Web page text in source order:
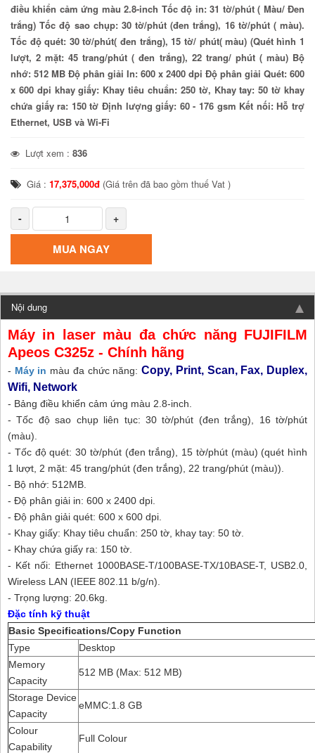
điều khiển cảm ứng màu 2.8-inch Tốc độ in: 31 tờ/phút ( Màu/ Đen
trắng) Tốc độ sao chụp: 30 tờ/phút (đen trắng), 16 tờ/phút ( màu).
Tốc độ quét: 30 tờ/phút( đen trắng), 15 tờ/ phút( màu) (Quét hình 1
lượt, 2 mặt: 45 trang/phút ( đen trắng), 22 trang/ phút ( màu) Bộ
nhớ: 512 MB Độ phân giải In: 600 x 2400 dpi Độ phân giải Quét: 600
x 600 dpi khay giấy: Khay tiêu chuẩn: 250 tờ, Khay tay: 50 tờ khay
chứa giấy ra: 150 tờ Định lượng giấy: 60 - 176 gsm Kết nối: Hỗ trợ
Ethernet, USB và Wi-Fi
Lượt xem : 836
Giá : 17,375,000đ (Giá trên đã bao gồm thuế Vat )
- +
MUA NGAY
Nội dung
Máy in laser màu đa chức năng FUJIFILM
Apeos C325z - Chính hãng
- Máy in màu đa chức năng:Copy, Print, Scan, Fax, Duplex,
Wifi, Network
- Bảng điều khiển cảm ứng màu 2.8-inch.
- Tốc độ sao chụp liên tục: 30 tờ/phút (đen trắng), 16 tờ/phút
(màu).
- Tốc độ quét: 30 tờ/phút (đen trắng), 15 tờ/phút (màu) (quét hình
1 lượt, 2 mặt: 45 trang/phút (đen trắng), 22 trang/phút (màu)).
- Bộ nhớ: 512MB.
- Độ phân giải in: 600 x 2400 dpi.
- Độ phân giải quét: 600 x 600 dpi.
- Khay giấy: Khay tiêu chuẩn: 250 tờ, khay tay: 50 tờ.
- Khay chứa giấy ra: 150 tờ.
- Kết nối: Ethernet 1000BASE-T/100BASE-TX/10BASE-T, USB2.0,
Wireless LAN (IEEE 802.11 b/g/n).
- Trọng lượng: 20.6kg.
Đặc tính kỹ thuật
Basic Specifications/Copy Function
Type
Desktop
Memory
Capacity
512 MB (Max: 512 MB)
Storage Device
Capacity
eMMC:1.8 GB
Colour
Capability
Full Colour